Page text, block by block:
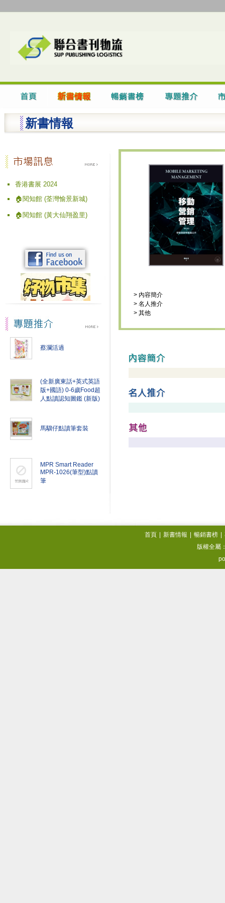
新書情報
香港書展 2024
🏠閱知館 (荃灣愉景新城)
🏠閱知館 (黃大仙翔盈里)
蔡瀾活過
(全新廣東話+英式英語
版+國語) 0-6歲Food超
人點讀認知圖鑑 (新版)
馬騮仔點讀筆套裝
MPR Smart Reader
MPR-1026(筆型)點讀
筆
> 內容簡介
> 名人推介
> 其他
首頁 新書情報 暢銷書榜
版權全屬